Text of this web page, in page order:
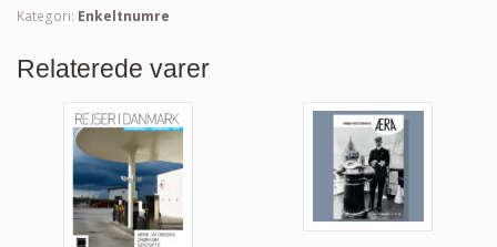
Kategori: Enkeltnumre
Relaterede varer